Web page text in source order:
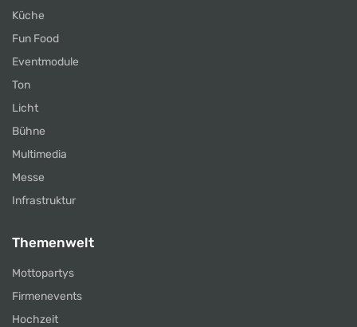
Küche
Fun Food
Eventmodule
Ton
Licht
Bühne
Multimedia
Messe
Infrastruktur
Themenwelt
Mottopartys
Firmenevents
Hochzeit